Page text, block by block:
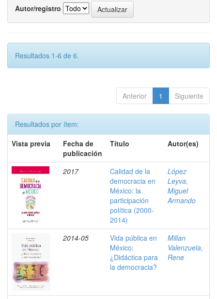
Autor/registro
Resultados 1-6 de 6.
Anterior 1 Siguiente
Resultados por ítem:
Vista previa
Fecha de
publicación
Título Autor(es)
2017
Calidad de la
democracia en
México: la
participación
política (2000-
2014)
López
Leyva,
Miguel
Armando
2014-05
Vida pública en
México:
¿Didáctica para
la democracia?
Millan
Valenzuela,
Rene